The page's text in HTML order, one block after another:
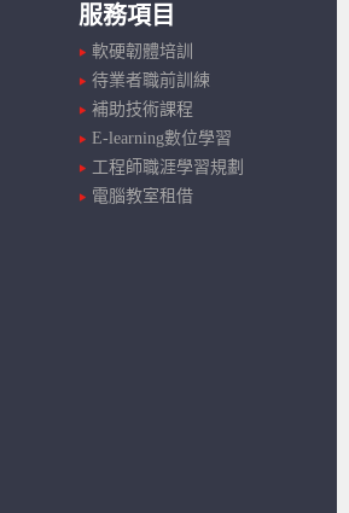
服務項目
軟硬韌體培訓
待業者職前訓練
補助技術課程
E-learning數位學習
工程師職涯學習規劃
電腦教室租借